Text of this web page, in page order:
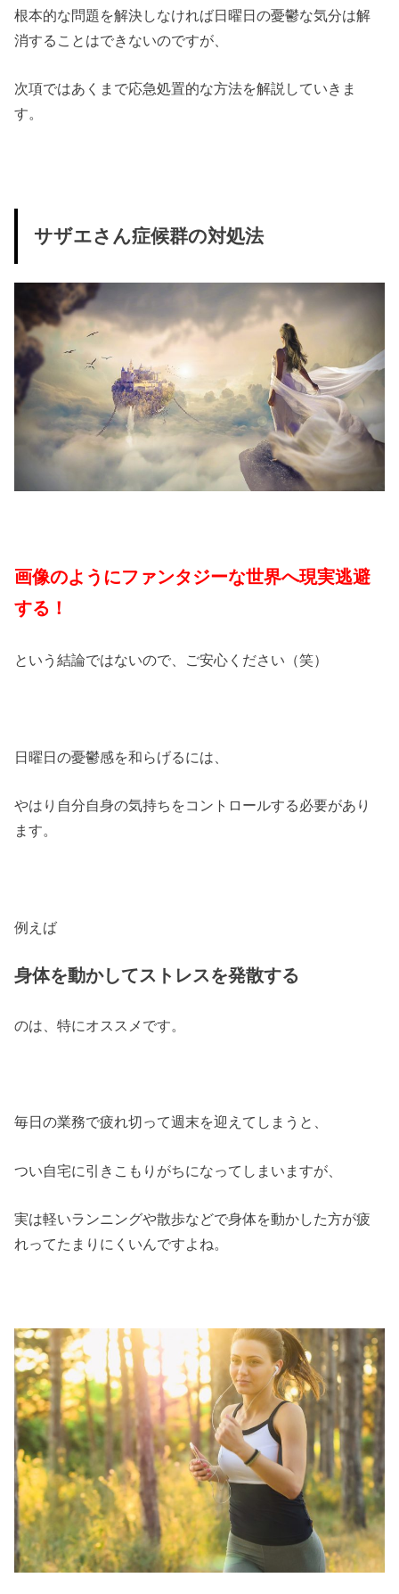
根本的な問題を解決しなければ日曜日の憂鬱な気分は解
消することはできないのですが、
次項ではあくまで応急処置的な方法を解説していきま
す。
サザエさん症候群の対処法
画像のようにファンタジーな世界へ現実逃避
する！
という結論ではないので、ご安心ください（笑）
日曜日の憂鬱感を和らげるには、
やはり自分自身の気持ちをコントロールする必要があり
ます。
例えば
身体を動かしてストレスを発散する
のは、特にオススメです。
毎日の業務で疲れ切って週末を迎えてしまうと、
つい自宅に引きこもりがちになってしまいますが、
実は軽いランニングや散歩などで身体を動かした方が疲
れってたまりにくいんですよね。